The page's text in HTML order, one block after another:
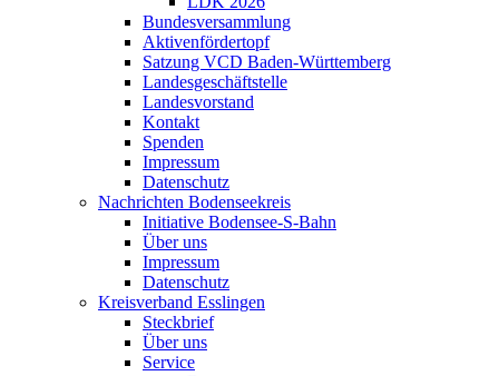
Bundesversammlung
Aktivenfördertopf
Satzung VCD Baden-Württemberg
Landesgeschäftstelle
Landesvorstand
Kontakt
Spenden
Impressum
Datenschutz
Nachrichten Bodenseekreis
Initiative Bodensee-S-Bahn
Über uns
Impressum
Datenschutz
Kreisverband Esslingen
Steckbrief
Über uns
Service